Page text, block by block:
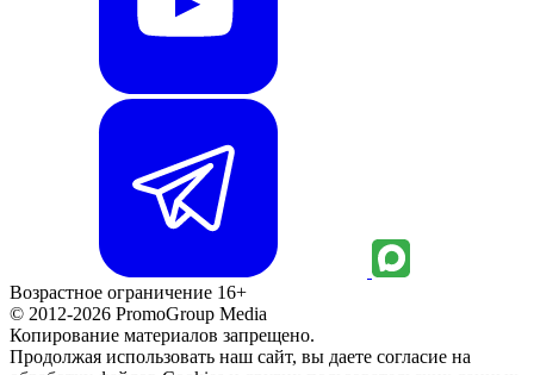
Возрастное ограничение 16+
© 2012-2026 PromoGroup Media
Копирование материалов запрещено.
Продолжая использовать наш сайт, вы даете согласие на